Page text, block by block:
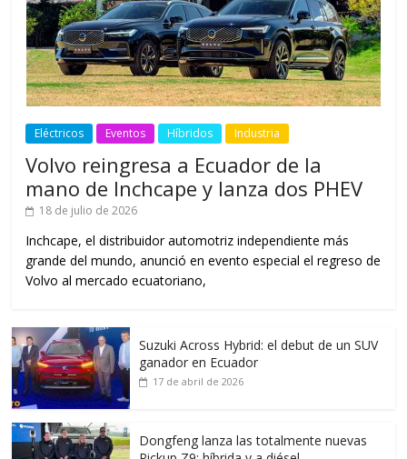
Eléctricos Eventos Híbridos Industria
Volvo reingresa a Ecuador de la
mano de Inchcape y lanza dos PHEV
18 de julio de 2026
Inchcape, el distribuidor automotriz independiente más
grande del mundo, anunció en evento especial el regreso de
Volvo al mercado ecuatoriano,
Suzuki Across Hybrid: el debut de un SUV
ganador en Ecuador
17 de abril de 2026
Dongfeng lanza las totalmente nuevas